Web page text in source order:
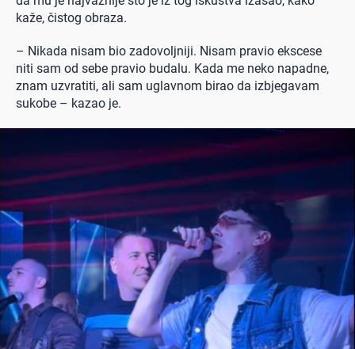
kaže, čistog obraza.
– Nikada nisam bio zadovoljniji. Nisam pravio ekscese
niti sam od sebe pravio budalu. Kada me neko napadne,
znam uzvratiti, ali sam uglavnom birao da izbjegavam
sukobe – kazao je.